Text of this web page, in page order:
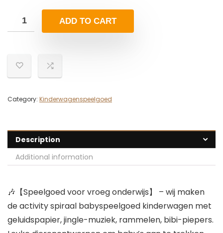
ADD TO CART
Category: Kinderwagenspeelgoed
Description
Additional information
🎶【Speelgoed voor vroeg onderwijs】 – wij maken
de activity spiraal babyspeelgoed kinderwagen met
geluidspapier, jingle-muziek, rammelen, bibi-piepers.